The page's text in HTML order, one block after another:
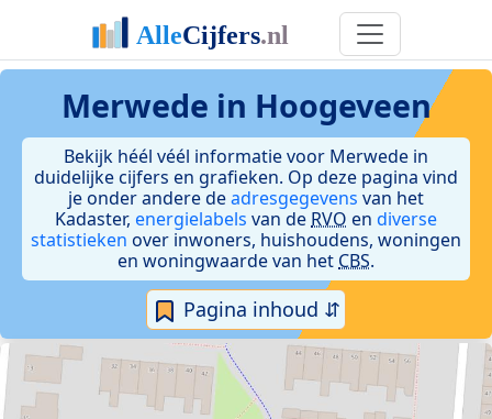
Merwede in Hoogeveen
Bekijk héél véél informatie voor Merwede in
duidelijke cijfers en grafieken. Op deze pagina vind
je onder andere deadresgegevens van het
Kadaster, energielabels van de RVO en diverse
statistieken over inwoners, huishoudens, woningen
en woningwaarde van het CBS.
Pagina inhoud ⇵